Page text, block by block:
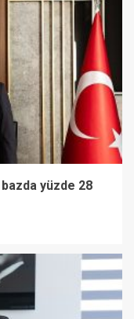
bazda yüzde 28